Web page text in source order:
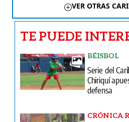
VER OTRAS
TE PUEDE
BÉISBOL
Serie del
Chiriquí
defensa
CRÓNICA